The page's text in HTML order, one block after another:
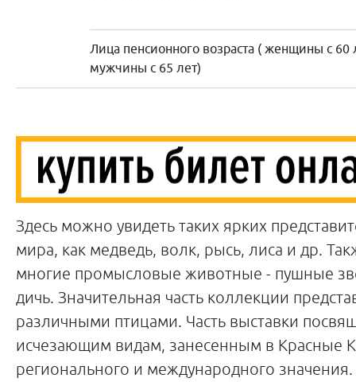
Лица пенсионного возраста ( женщины с 60
мужчины с 65 лет)
Здесь можно увидеть таких ярких
мира, как медведь, волк, рысь, лиса и др.
многие промысловые животные - пушные
дичь. Значительная часть коллекции
различными птицами. Часть выставки
исчезающим видам, занесенным в Красные
регионального и международного значения.